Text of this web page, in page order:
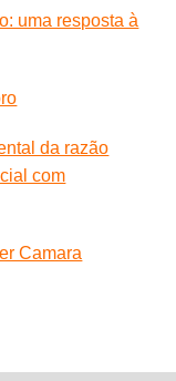
uma resposta à
da razão
com
Camara